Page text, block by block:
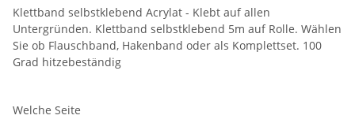
Klettband selbstklebend Acrylat - Klebt auf allen
Untergründen. Klettband selbstklebend 5m auf Rolle. Wählen
Sie ob Flauschband, Hakenband oder als Komplettset. 100
Grad hitzebeständig
Welche Seite